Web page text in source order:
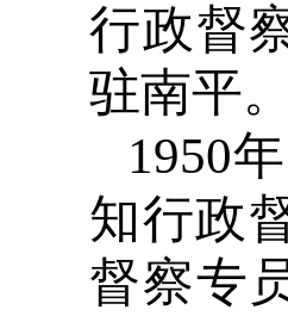
行政督
驻南平。
1950
知行政
督察专